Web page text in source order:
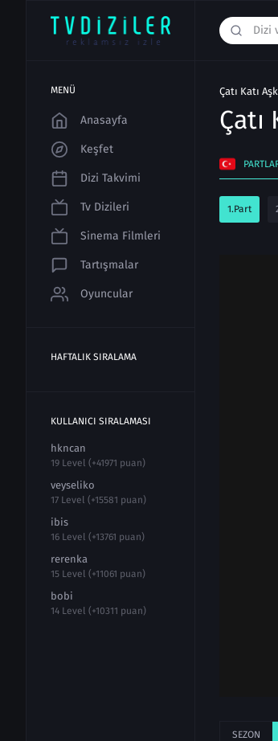
MENÜ
Anasayfa
Keşfet
Dizi Takvimi
Tv Dizileri
Sinema Filmleri
Tartışmalar
Oyuncular
HAFTALIK SIRALAMA
KULLANICI SIRALAMASI
hkncan
19 Level (+41971 puan)
veyseliko
17 Level (+15581 puan)
ibis
16 Level (+13761 puan)
rerenka
15 Level (+11061 puan)
bobi
14 Level (+10311 puan)
Çatı Katı Aşk
Çatı
1.Part
SEZON